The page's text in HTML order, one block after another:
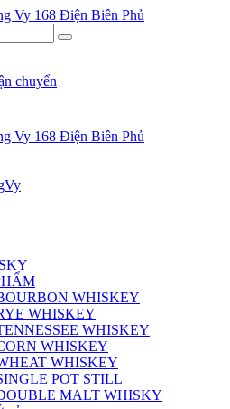
chuyển
WHISKEY
WHISKEY
WHISKEY
WHISKEY
WHISKEY
POT STILL
MALT WHISKY